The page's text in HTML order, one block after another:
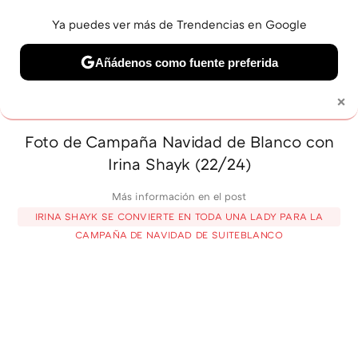
BELLEZA SHOPPING VIAJES GASTRO SNEAKERS
Foto de Campaña Navidad de Blanco con
Irina Shayk (22/24)
Más información en el post
IRINA SHAYK SE CONVIERTE EN TODA UNA LADY PARA LA
CAMPAÑA DE NAVIDAD DE SUITEBLANCO
×
Ya puedes ver más de Trendencias en Google
Añádenos como fuente preferida